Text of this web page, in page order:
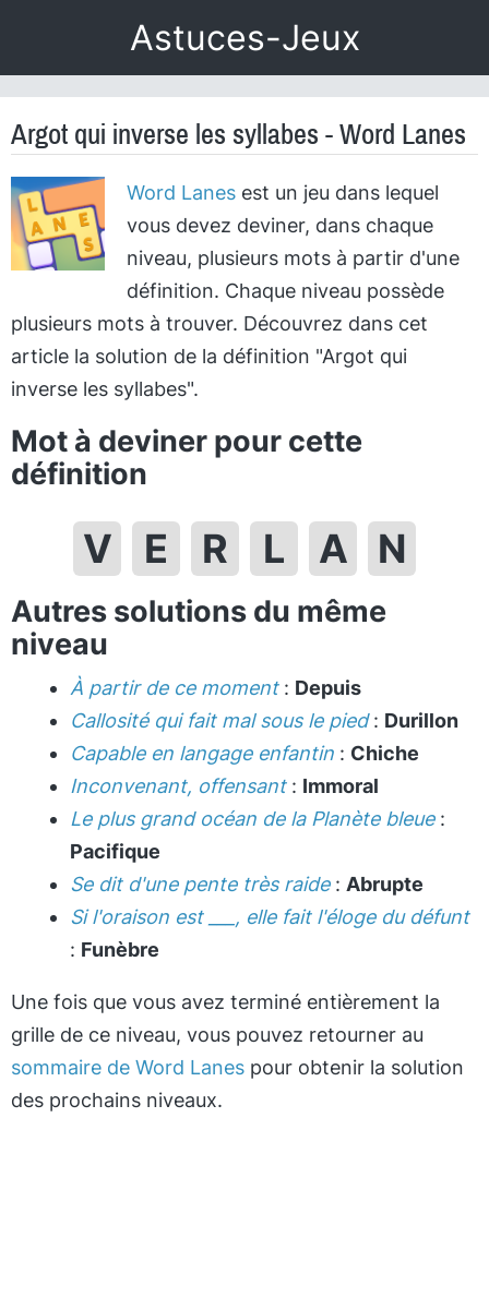
Astuces-Jeux
Argot qui inverse les syllabes - Word Lanes
Word Lanesest un jeu dans lequel
vous devez deviner, dans chaque
niveau, plusieurs mots à partir d'une
définition. Chaque niveau possède
plusieurs mots à trouver. Découvrez dans cet
article la solution de la définition "Argot qui
inverse les syllabes".
Mot à deviner pour cette
définition
V E R L A N
Autres solutions du même
niveau
À partir de ce moment: Depuis
Callosité qui fait mal sous le pied: Durillon
Capable en langage enfantin : Chiche
Inconvenant, offensant: Immoral
Le plus grand océan de la Planète bleue:
Pacifique
Se dit d'une pente très raide: Abrupte
Si l'oraison est ___, elle fait l'éloge du défunt
: Funèbre
Une fois que vous avez terminé entièrement la
grille de ce niveau, vous pouvez retourner au
sommaire de Word Lanes pour obtenir la solution
des prochains niveaux.